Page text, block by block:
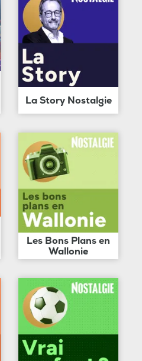
La Story Nostalgie
Les Bons Plans en
Wallonie